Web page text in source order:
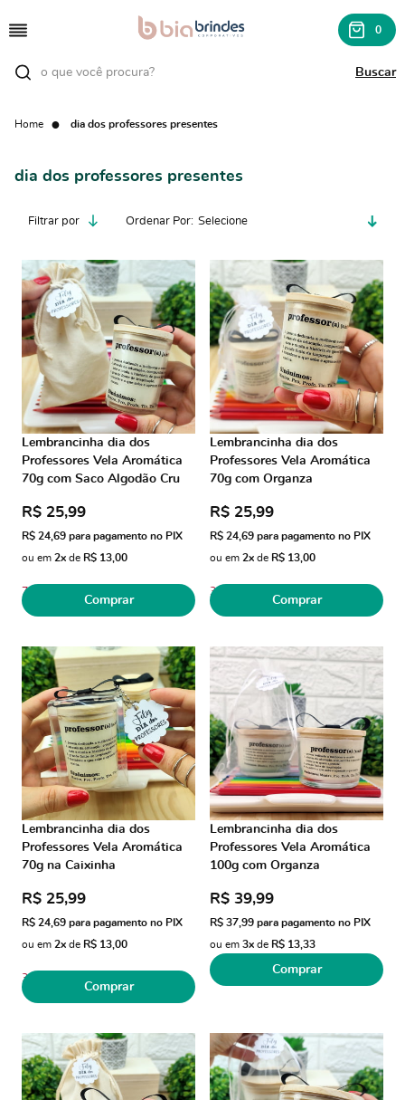
0
dia dos professores presentes
Home dia dos professores presentes
Filtrar por Ordenar Por Selecione
Lembrancinha dia dos
Professores Vela Aromática
70g com Saco Algodão Cru
7
R$ 25,99
R$ 24,69 para pagamento no PIX
ou em 2x de R$ 13,00
Comprar
Lembrancinha dia dos
Professores Vela Aromática
70g com Organza
3
R$ 25,99
R$ 24,69 para pagamento no PIX
ou em 2x de R$ 13,00
Comprar
Lembrancinha dia dos
Professores Vela Aromática
70g na Caixinha
3
R$ 25,99
R$ 24,69 para pagamento no PIX
ou em 2x de R$ 13,00
Comprar
Lembrancinha dia dos
Professores Vela Aromática
100g com Organza
R$ 39,99
R$ 37,99 para pagamento no PIX
ou em 3x de R$ 13,33
Comprar